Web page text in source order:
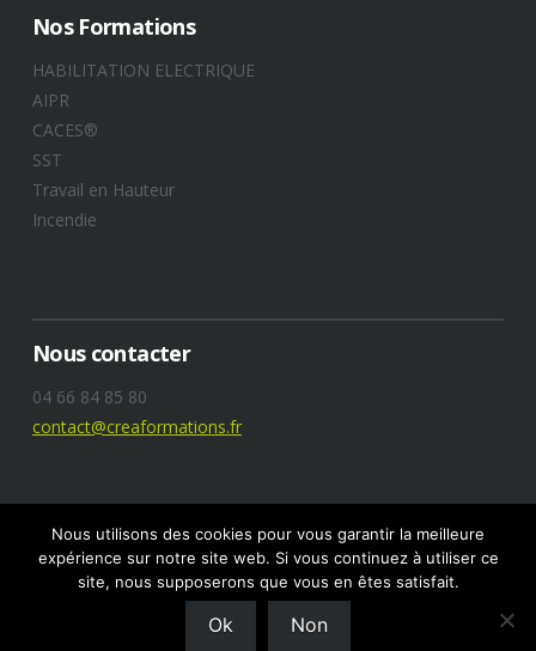
Nos Formations
HABILITATION ELECTRIQUE
AIPR
CACES®
SST
Travail en Hauteur
Incendie
Nous contacter
04 66 84 85 80
contact@creaformations.fr
DESIGNED BY
Nous utilisons des cookies pour vous garantir la meilleure
expérience sur notre site web. Si vous continuez à utiliser ce
site, nous supposerons que vous en êtes satisfait.
Ok Non